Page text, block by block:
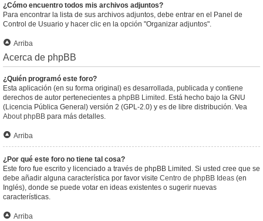
¿Cómo encuentro todos mis archivos adjuntos?
Para encontrar la lista de sus archivos adjuntos, debe entrar en el Panel de
Control de Usuario y hacer clic en la opción "Organizar adjuntos".
Arriba
Acerca de phpBB
¿Quién programó este foro?
Esta aplicación (en su forma original) es desarrollada, publicada y contiene
derechos de autor pertenecientes a phpBB Limited . Está hecho bajo la GNU
(Licencia Pública General) versión 2 (GPL-2.0) y es de libre distribución. Vea
About phpBB para más detalles.
Arriba
¿Por qué este foro no tiene tal cosa?
Este foro fue escrito y licenciado a través de phpBB Limited. Si usted cree que se
debe añadir alguna característica por favor visite Centro de phpBB Ideas (en
Inglés), donde se puede votar en ideas existentes o sugerir nuevas
características.
Arriba